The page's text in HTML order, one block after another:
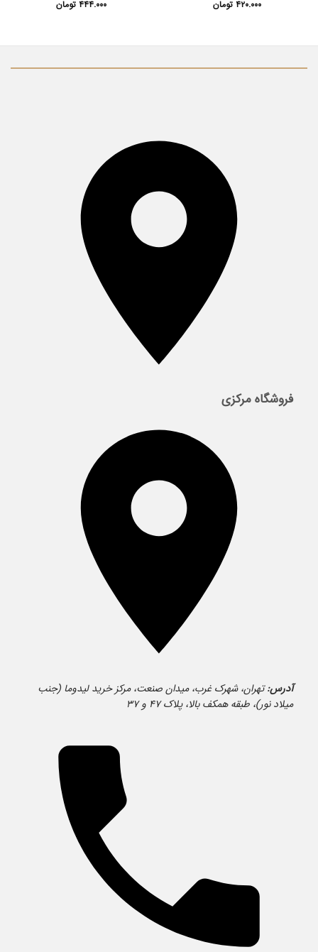
۴۲۰.۰۰۰ تومان
۴۴۴.۰۰۰ تومان
فروشگاه مرکزی
آدرس:تهران، شهرک غرب، میدان صنعت، مرکز خرید لیدوما (جنب
میلاد نور)، طبقه همکف بالا، پلاک ۴۷ و ۳۷